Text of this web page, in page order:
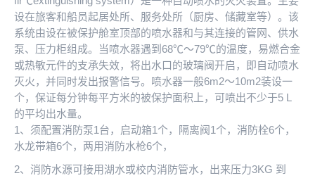
设在旅客和船员起居处所、服务处所（厨房、储藏室等）。该
系统由设在被保护舱室顶部的喷水器和与其连接的管网、供水
泵、压力柜组成。当喷水器遇到68℃～79℃的温度，易燃合金
或热敏元件的支承失效，将出水口的玻璃阀开启，即自动喷水
灭火，并同时发出报警信号。喷水器一般6m2～10m2装设一
个，保证每分钟每平方米的被保护面积上，可喷出不少于5 L
的平均出水量。
1、须配置消防泵1台，启动箱1个，隔离阀1个，消防栓6个，
水龙带箱6个，两用消防水枪6个，
2、消防水源可接用湖水或校内消防管水，出来压力3KG 到